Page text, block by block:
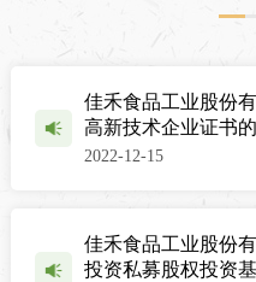
佳禾食品工业股份
高新技术企业证书
2022-12-15
佳禾食品工业股份
投资私募股权投资